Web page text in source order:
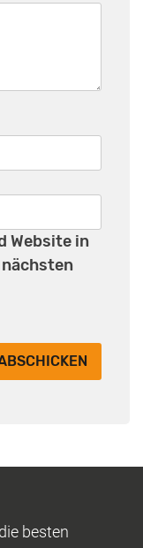
Website in
besten